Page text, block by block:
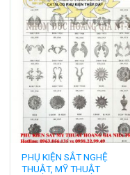
PHỤ KIỆN SẮT NGHỆ
THUẬT, MỸ THUẬT